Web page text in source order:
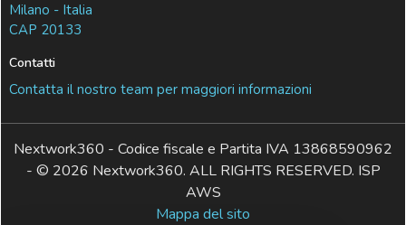
Milano - Italia
CAP 20133
Contatti
Contatta il nostro team per maggiori informazioni
Nextwork360 - Codice fiscale e Partita IVA 13868590962
- © 2026 Nextwork360. ALL RIGHTS RESERVED. ISP
AWS
Mappa del sito